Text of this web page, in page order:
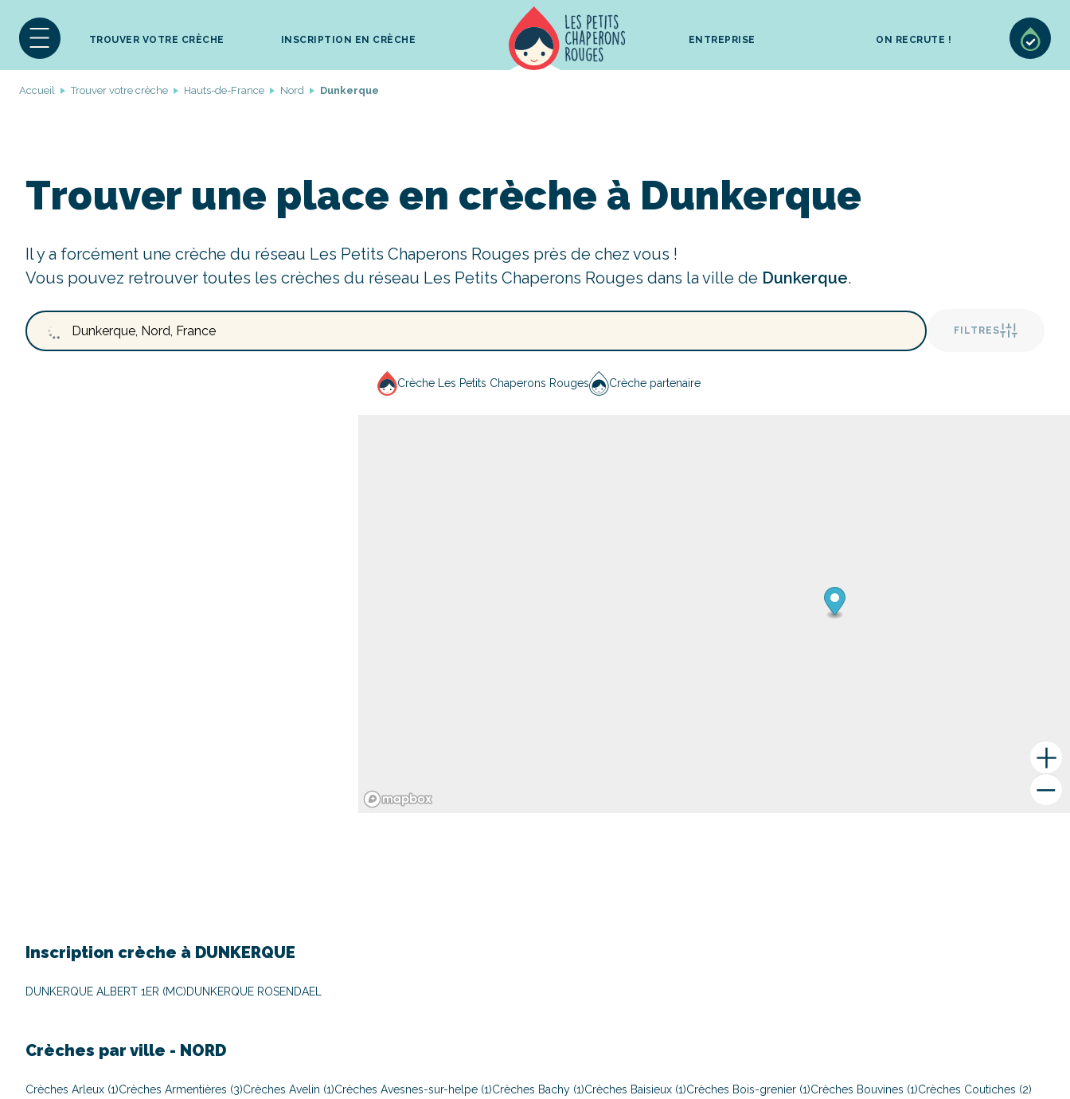
TROUVER VOTRE CRÈCHE INSCRIPTION EN CRÈCHE ENTREPRISE ON RECRUTE !
Accueil Trouver votre crèche Hauts-de-France Nord Dunkerque
Trouver une place en crèche à Dunkerque
Il y a forcément une crèche du réseau Les Petits Chaperons Rouges près de chez vous !
Vous pouvez retrouver toutes les crèches du réseau Les Petits Chaperons Rouges dans la ville de Dunkerque.
FILTRES
Crèche Les Petits Chaperons Rouges Crèche partenaire
Inscription crèche à DUNKERQUE
DUNKERQUE ALBERT 1ER (MC)DUNKERQUE ROSENDAEL
Crèches par ville - NORD
Crèches Arleux (1)Crèches Armentières (3)Crèches Avelin (1)Crèches Avesnes-sur-helpe (1)Crèches Bachy (1)Crèches Baisieux (1)Crèches Bois-grenier (1)Crèches Bouvines (1)Crèches Coutiches (2)